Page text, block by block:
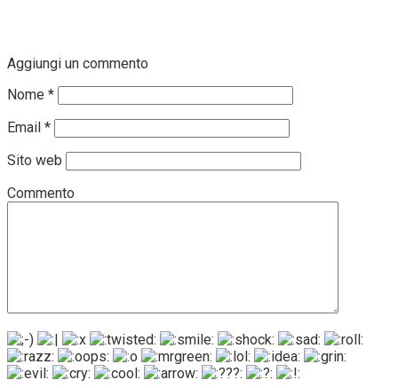
Aggiungi un commento
Nome *
Email *
Sito web
Commento